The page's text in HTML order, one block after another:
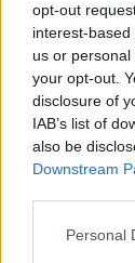
opt-out
interest-
us or
your opt-out.
disclosure of
IAB’s list of
also be
Downstream
Personal
На
Калисто
От